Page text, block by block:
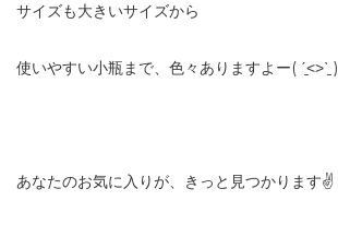
サイズも大きいサイズから
使いやすい小瓶まで、色々ありますよー( ˊ̱˂˃ˋ̱ )
あなたのお気に入りが、きっと見つかります✌️